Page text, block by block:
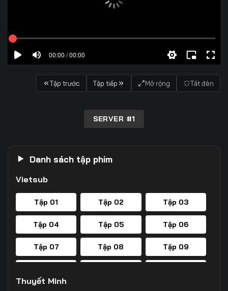
00:00 / 00:00
Tập trước Tập tiếp Mở rộng Tắt đèn
SERVER #1
Danh sách tập phim
Vietsub
Tập 01 Tập 02 Tập 03
Tập 04 Tập 05 Tập 06
Tập 07 Tập 08 Tập 09
Thuyết Minh